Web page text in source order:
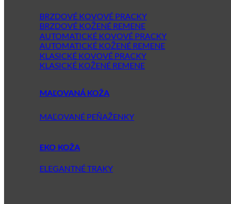
BRZDOVÉ KOVOVÉ PRACKY
BRZDOVÉ KOŽENÉ REMENE
AUTOMATICKÉ KOVOVÉ PRACKY
AUTOMATICKÉ KOŽENÉ REMENE
KLASICKÉ KOVOVÉ PRACKY
KLASICKÉ KOŽENÉ REMENE
MAĽOVANÁ KOŽA
MAĽOVANÉ PEŇAŽENKY
EKO KOŽA
ELEGANTNÉ TRAKY